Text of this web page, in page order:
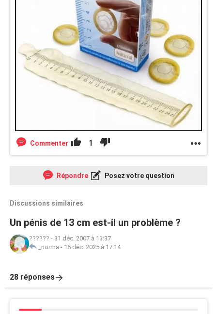
Commenter 1
Répondre Posez votre question
Discussions similaires
Un pénis de 13 cm est-il un problème ?
?????? - 31 déc. 2007 à 13:37
_norma - 16 déc. 2025 à 17:14
28 réponses